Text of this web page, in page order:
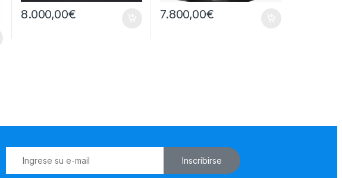
8.000,00€ 7.800,00€
Inscribirse